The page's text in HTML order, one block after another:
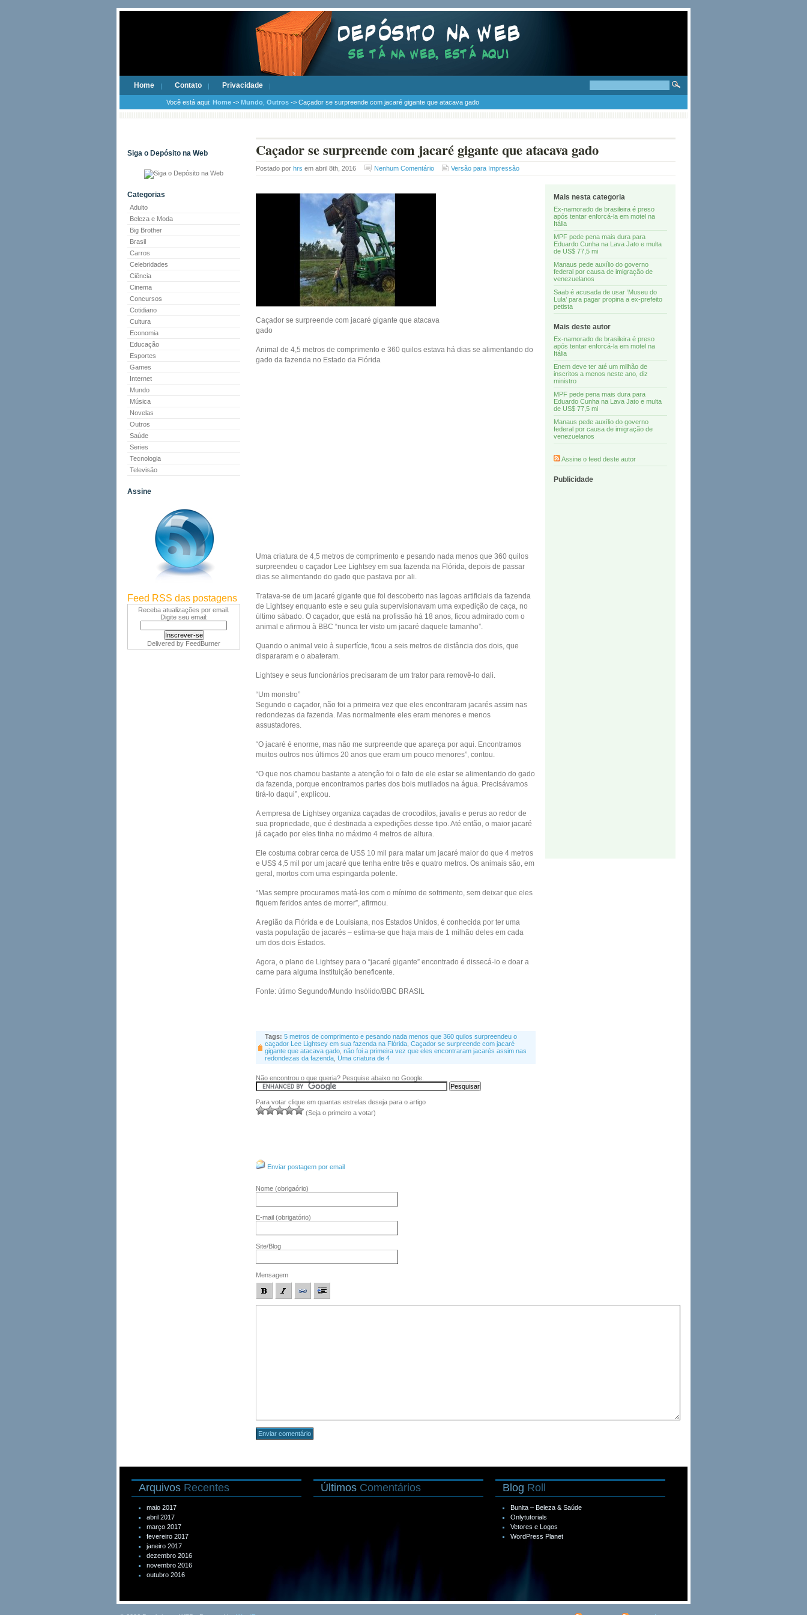
Home Contato Privacidade
Você está aqui: Home -> Mundo Outros -> Caçador se surpreende com jacaré gigante que atacava gado
Siga o Depósito na Web
Categorias
Adulto
Beleza e Moda
Big Brother
Brasil
Carros
Celebridades
Ciência
Cinema
Concursos
Cotidiano
Cultura
Economia
Educação
Esportes
Games
Internet
Mundo
Música
Novelas
Outros
Saúde
Series
Tecnologia
Televisão
Assine
Feed RSS das postagens
Receba atualizações por email.
Digite seu email:
Delivered by FeedBurner
Caçador se surpreende com jacaré gigante que atacava gado
Postado por hrs em abril 8th, 2016 Nenhum Comentário Versão para Impressão
Caçador se surpreende com jacaré gigante que atacava
gado
Animal de 4,5 metros de comprimento e 360 quilos estava há dias se alimentando do
gado da fazenda no Estado da Flórida
Uma criatura de 4,5 metros de comprimento e pesando nada menos que 360 quilos
surpreendeu o caçador Lee Lightsey em sua fazenda na Flórida, depois de passar
dias se alimentando do gado que pastava por ali.
Tratava-se de um jacaré gigante que foi descoberto nas lagoas artificiais da fazenda
de Lightsey enquanto este e seu guia supervisionavam uma expedição de caça, no
último sábado. O caçador, que está na profissão há 18 anos, ficou admirado com o
animal e afirmou à BBC “nunca ter visto um jacaré daquele tamanho”.
Quando o animal veio à superfície, ficou a seis metros de distância dos dois, que
dispararam e o abateram.
Lightsey e seus funcionários precisaram de um trator para removê-lo dali.
“Um monstro”
Segundo o caçador, não foi a primeira vez que eles encontraram jacarés assim nas
redondezas da fazenda. Mas normalmente eles eram menores e menos
assustadores.
“O jacaré é enorme, mas não me surpreende que apareça por aqui. Encontramos
muitos outros nos últimos 20 anos que eram um pouco menores”, contou.
“O que nos chamou bastante a atenção foi o fato de ele estar se alimentando do gado
da fazenda, porque encontramos partes dos bois mutilados na água. Precisávamos
tirá-lo daqui”, explicou.
A empresa de Lightsey organiza caçadas de crocodilos, javalis e perus ao redor de
sua propriedade, que é destinada a expedições desse tipo. Até então, o maior jacaré
já caçado por eles tinha no máximo 4 metros de altura.
Ele costuma cobrar cerca de US$ 10 mil para matar um jacaré maior do que 4 metros
e US$ 4,5 mil por um jacaré que tenha entre três e quatro metros. Os animais são, em
geral, mortos com uma espingarda potente.
“Mas sempre procuramos matá-los com o mínimo de sofrimento, sem deixar que eles
fiquem feridos antes de morrer”, afirmou.
A região da Flórida e de Louisiana, nos Estados Unidos, é conhecida por ter uma
vasta população de jacarés – estima-se que haja mais de 1 milhão deles em cada
um dos dois Estados.
Agora, o plano de Lightsey para o “jacaré gigante” encontrado é dissecá-lo e doar a
carne para alguma instituição beneficente.
Fonte: útimo Segundo/Mundo Insólido/BBC BRASIL
Mais nesta categoria
Ex-namorado de brasileira é preso
após tentar enforcá-la em motel na
Itália
MPF pede pena mais dura para
Eduardo Cunha na Lava Jato e multa
de US$ 77,5 mi
Manaus pede auxílio do governo
federal por causa de imigração de
venezuelanos
Saab é acusada de usar ‘Museu do
Lula’ para pagar propina a ex-prefeito
petista
Mais deste autor
Ex-namorado de brasileira é preso
após tentar enforcá-la em motel na
Itália
Enem deve ter até um milhão de
inscritos a menos neste ano, diz
ministro
MPF pede pena mais dura para
Eduardo Cunha na Lava Jato e multa
de US$ 77,5 mi
Manaus pede auxílio do governo
federal por causa de imigração de
venezuelanos
Assine o feed deste autor
Publicidade
Tags: 5 metros de comprimento e pesando nada menos que 360 quilos surpreendeu o
caçador Lee Lightsey em sua fazenda na Flórida Caçador se surpreende com jacaré
gigante que atacava gado não foi a primeira vez que eles encontraram jacarés assim nas
redondezas da fazenda Uma criatura de 4
Não encontrou o que queria? Pesquise abaixo no Google.
Para votar clique em quantas estrelas deseja para o artigo
(Seja o primeiro a votar)
Enviar postagem por email
Nome (obrigaório)
E-mail (obrigatório)
Site/Blog
Mensagem
Arquivos Recentes
maio 2017
abril 2017
março 2017
fevereiro 2017
janeiro 2017
dezembro 2016
novembro 2016
outubro 2016
Últimos Comentários Blog Roll
Bunita – Beleza & Saúde
Onlytutorials
Vetores e Logos
WordPress Planet